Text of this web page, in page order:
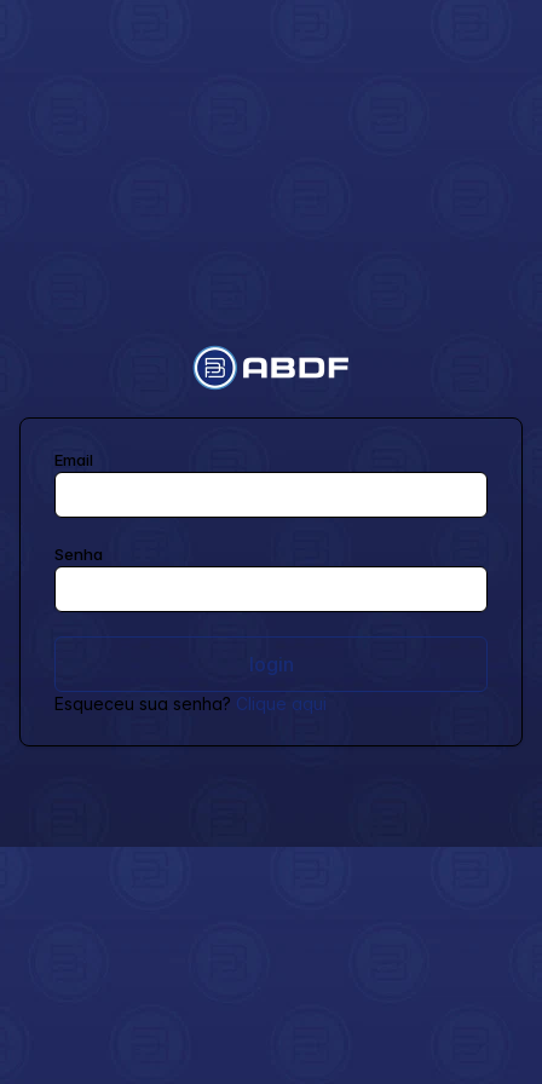
Email
Senha
Esqueceu sua senha? Clique aqui